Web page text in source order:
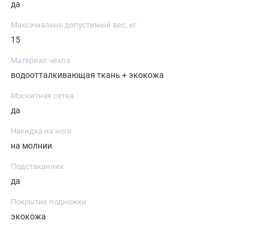
да
Максимально допустимый вес, кг
15
Материал чехла
водоотталкивающая ткань + экокожа
Москитная сетка
да
Накидка на ноги
на молнии
Подстаканник
да
Покрытие подножки
экокожа